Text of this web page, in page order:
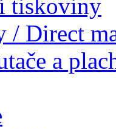
tiskoviny
/ Direct
a